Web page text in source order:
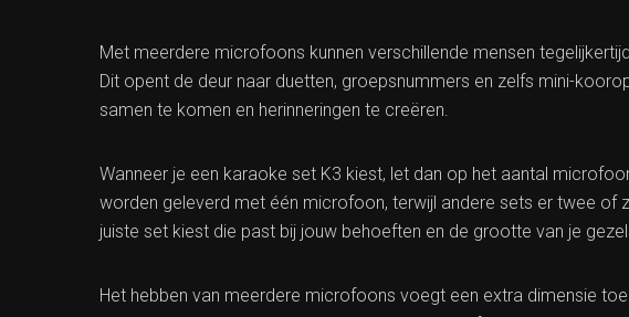
Met meerdere microfoons kunnen verschillende mensen
Dit opent de deur naar duetten, groepsnummers en zelfs mini-
samen te komen en herinneringen te creëren.
Wanneer je een karaoke set K3 kiest, let dan op het aantal
worden geleverd met één microfoon, terwijl andere sets er twee of
juiste set kiest die past bij jouw behoeften en de grootte van je
Het hebben van meerdere microfoons voegt een extra dimensie